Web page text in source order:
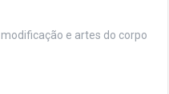
e artes do corpo